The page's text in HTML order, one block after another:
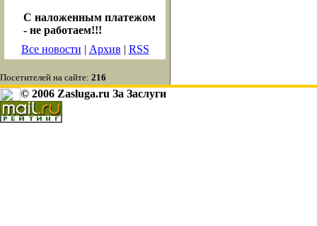
С наложенным платежом
- не работаем!!!
Все новости | Архив | RSS
Посетителей на сайте: 216
© 2006 Zasluga.ru За Заслуги